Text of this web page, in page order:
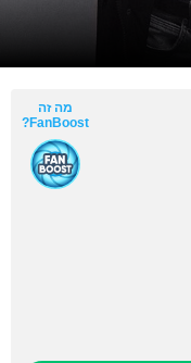
מה זה
FanBoost?